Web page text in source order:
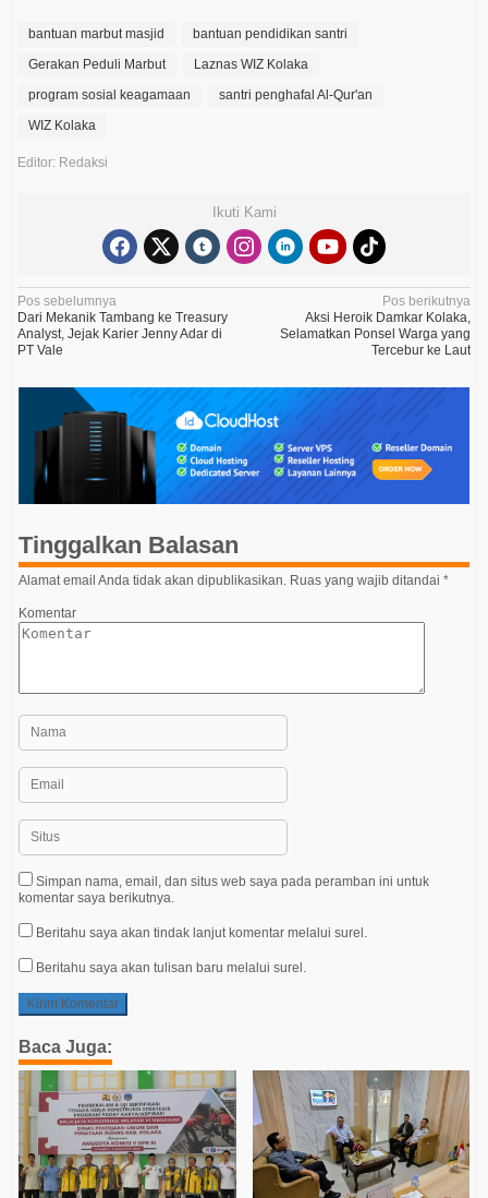
bantuan marbut masjid
bantuan pendidikan santri
Gerakan Peduli Marbut
Laznas WIZ Kolaka
program sosial keagamaan
santri penghafal Al-Qur'an
WIZ Kolaka
Editor: Redaksi
Ikuti Kami
N
a
v
i
i
p
o
s
Pos sebelumnya
Dari Mekanik Tambang ke Treasury
Analyst, Jejak Karier Jenny Adar di
PT Vale
Pos berikutnya
Aksi Heroik Damkar Kolaka,
Selamatkan Ponsel Warga yang
Tercebur ke Laut
Tinggalkan Balasan
Alamat email Anda tidak akan dipublikasikan. Ruas yang wajib ditandai *
Komentar
Simpan nama, email, dan situs web saya pada peramban ini untuk
komentar saya berikutnya.
Beritahu saya akan tindak lanjut komentar melalui surel.
Beritahu saya akan tulisan baru melalui surel.
Baca Juga: